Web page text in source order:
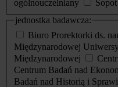
ogólnouczelniany
Sopot
jednostka badawcza:
Biuro Prorektorki ds.
Międzynarodowej
Międzynarodowej
Centrum Badań nad
Badań nad Historią i